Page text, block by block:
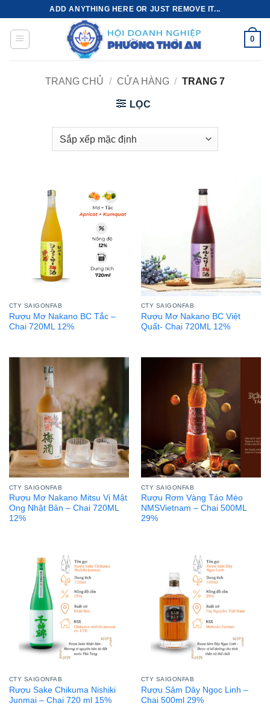
dung
ADD ANYTHING HERE OR JUST REMOVE IT...
0
TRANG CHỦ / CỬA HÀNG / TRANG 7
LỌC
CTY SAIGONFAB
Rượu Mơ Nakano BC Tắc –
Chai 720ML 12%
CTY SAIGONFAB
Rượu Mơ Nakano BC Việt
Quất- Chai 720ML 12%
CTY SAIGONFAB
Rượu Mơ Nakano Mitsu Vị Mật
Ong Nhật Bản – Chai 720ML
12%
CTY SAIGONFAB
Rượu Rơm Vàng Táo Mèo
NMSVietnam – Chai 500ML
29%
CTY SAIGONFAB
Rượu Sake Chikuma Nishiki
Junmai – Chai 720 ml 15%
CTY SAIGONFAB
Rượu Sâm Dây Ngọc Linh –
Chai 500ml 29%